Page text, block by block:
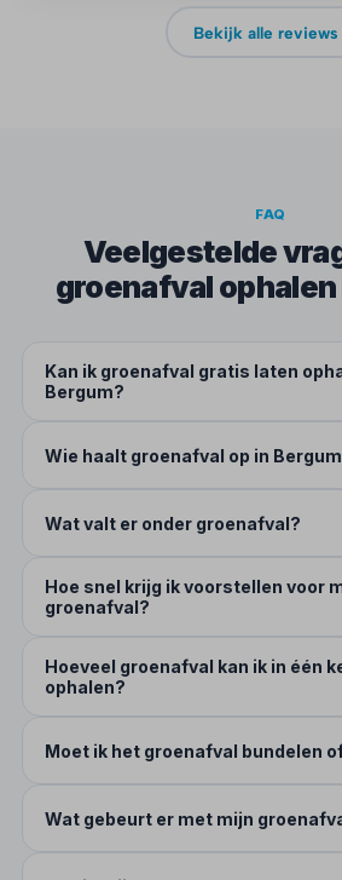
Bekijk alle reviews
FAQ
Veelgestelde
groenafval ophalen
Kan ik groenafval gratis laten
Bergum?
Wie haalt groenafval op in
Wat valt er onder groenafval?
Hoe snel krijg ik voorstellen voor
groenafval?
Hoeveel groenafval kan ik in één
ophalen?
Moet ik het groenafval bundelen
Wat gebeurt er met mijn